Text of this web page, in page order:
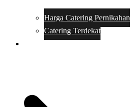
Harga Catering Pernikahan
Catering Terdekat